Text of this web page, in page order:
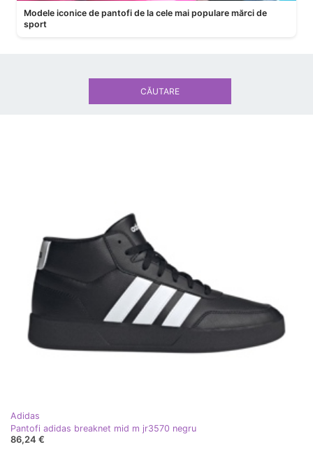
Modele iconice de pantofi de la cele mai populare mărci de
sport
Adidas
Pantofi adidas breaknet mid m jr3570 negru
86,24 €
CĂUTARE